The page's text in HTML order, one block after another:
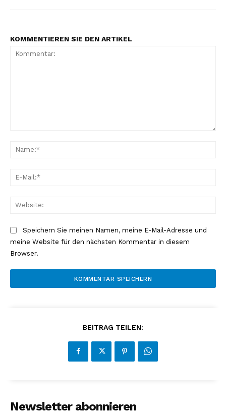
KOMMENTIEREN SIE DEN ARTIKEL
Speichern Sie meinen Namen, meine E-Mail-Adresse und
meine Website für den nächsten Kommentar in diesem
Browser.
BEITRAG TEILEN:
Newsletter abonnieren